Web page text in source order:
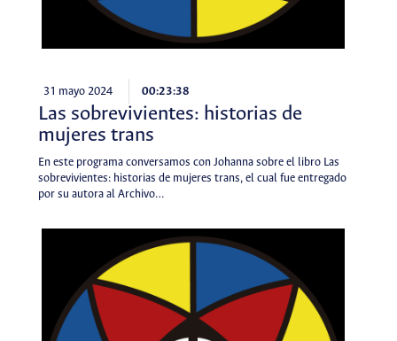
31 mayo 2024 00:23:38
Las sobrevivientes: historias de
mujeres trans
En este programa conversamos con Johanna sobre el libro Las
sobrevivientes: historias de mujeres trans, el cual fue entregado
por su autora al Archivo…